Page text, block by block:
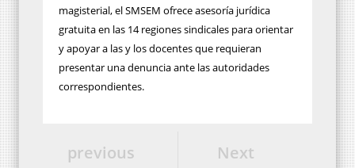
magisterial, el SMSEM ofrece asesoría jurídica
gratuita en las 14 regiones sindicales para orientar
y apoyar a las y los docentes que requieran
presentar una denuncia ante las autoridades
correspondientes.
Next
previous